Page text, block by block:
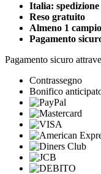
Italia:
Reso gratuito
Almeno 1
Pagamento
Pagamento sicuro
Contrassegno
Bonifico